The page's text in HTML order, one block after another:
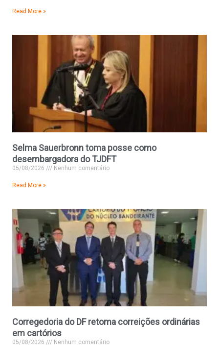
Read More »
Selma Sauerbronn toma posse como
desembargadora do TJDFT
05/08/2026 Nenhum comentário
Read More »
Corregedoria do DF retoma correições ordinárias
em cartórios
05/08/2026 Nenhum comentário